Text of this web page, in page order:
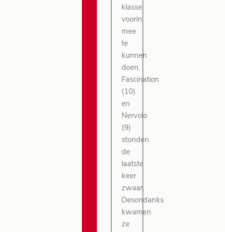
klasse
voorin
mee
te
kunnen
doen.
Fascination
(10)
en
Nervolo
(9)
stonden
de
laatste
keer
zwaar.
Desondanks
kwamen
ze